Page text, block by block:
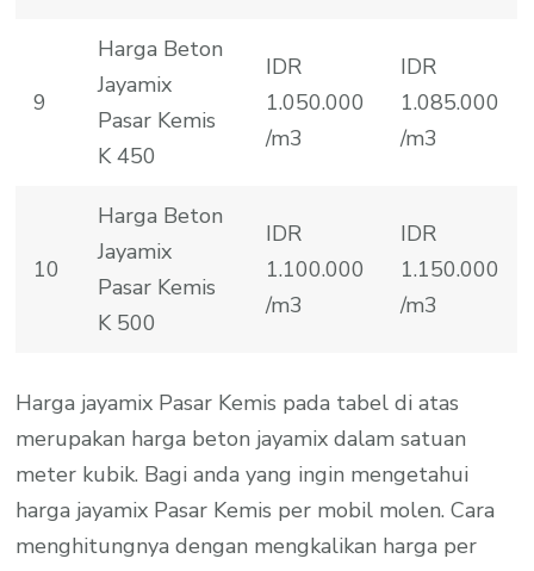
9
Harga Beton
Jayamix
Pasar Kemis
K 450
IDR
1.050.000
/m3
IDR
1.085.000
/m3
10
Harga Beton
Jayamix
Pasar Kemis
K 500
IDR
1.100.000
/m3
IDR
1.150.000
/m3
Harga jayamix Pasar Kemis pada tabel di atas
merupakan harga beton jayamix dalam satuan
meter kubik. Bagi anda yang ingin mengetahui
harga jayamix Pasar Kemis per mobil molen. Cara
menghitungnya dengan mengkalikan harga per